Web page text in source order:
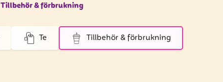
Tillbehör & förbrukning
Te Tillbehör & förbrukning